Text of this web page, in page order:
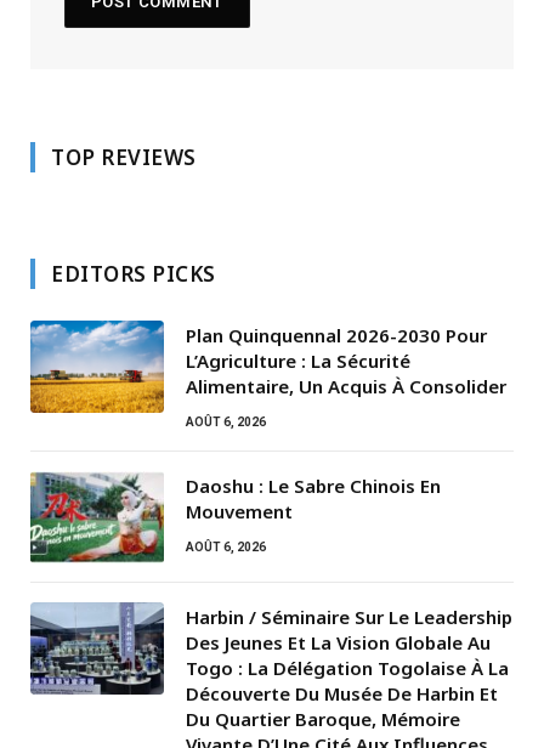
TOP REVIEWS
EDITORS PICKS
Plan Quinquennal 2026-2030 Pour
L’Agriculture : La Sécurité
Alimentaire, Un Acquis À Consolider
AOÛT 6, 2026
Daoshu : Le Sabre Chinois En
Mouvement
AOÛT 6, 2026
Harbin / Séminaire Sur Le Leadership
Des Jeunes Et La Vision Globale Au
Togo : La Délégation Togolaise À La
Découverte Du Musée De Harbin Et
Du Quartier Baroque, Mémoire